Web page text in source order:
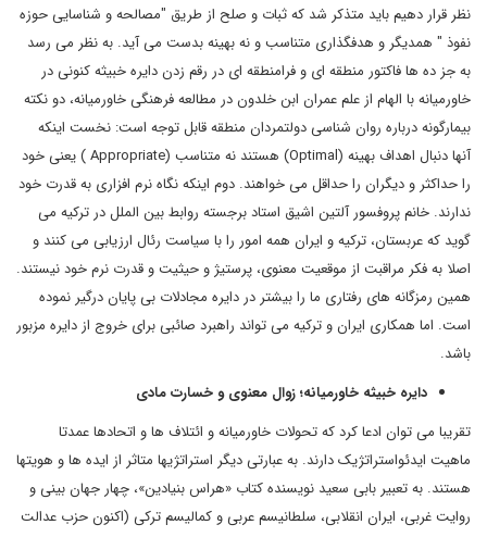
نظر قرار دهیم باید متذکر شد که ثبات و صلح از طریق "مصالحه و شناسایی حوزه
نفوذ " همدیگر و هدفگذاری متناسب و نه بهینه بدست می آید. به نظر می رسد
به جز ده ها فاکتور منطقه ای و فرامنطقه ای در رقم زدن دایره خبیثه کنونی در
خاورمیانه با الهام از علم عمران ابن خلدون در مطالعه فرهنگی خاورمیانه، دو نکته
بیمارگونه درباره روان شناسی دولتمردان منطقه قابل توجه است: نخست اینکه
آنها دنبال اهداف بهینه (Optimal) هستند نه متناسب (Appropriate ) یعنی خود
را حداکثر و دیگران را حداقل می خواهند. دوم اینکه نگاه نرم افزاری به قدرت خود
ندارند. خانم پروفسور آلتین اشیق استاد برجسته روابط بین الملل در ترکیه می
گوید که عربستان، ترکیه و ایران همه امور را با سیاست رئال ارزیابی می کنند و
اصلا به فکر مراقبت از موقعیت معنوی، پرستیژ و حیثیت و قدرت نرم خود نیستند.
همین رمزگانه های رفتاری ما را بیشتر در دایره مجادلات بی پایان درگیر نموده
است. اما همکاری ایران و ترکیه می تواند راهبرد صائبی برای خروج از دایره مزبور
باشد.
دایره خبیثه خاورمیانه؛ زوال معنوی و خسارت مادی
تقریبا می توان ادعا کرد که تحولات خاورمیانه و ائتلاف ها و اتحادها عمدتا
ماهیت ایدئواستراتژیک دارند. به عبارتی دیگر استراتژیها متاثر از ایده ها و هویتها
هستند. به تعبیر بابی سعید نویسنده کتاب «هراس بنیادین»، چهار جهان بینی و
روایت غربی، ایران انقلابی، سلطانیسم عربی و کمالیسم ترکی (اکنون حزب عدالت